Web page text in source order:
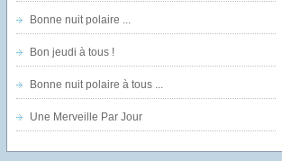
Bonne nuit polaire ...
Bon jeudi à tous !
Bonne nuit polaire à tous ...
Une Merveille Par Jour